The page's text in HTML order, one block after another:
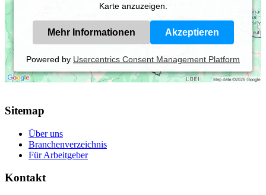
Karte anzuzeigen.
Mehr Informationen Akzeptieren
Powered by Usercentrics Consent Management Platform
Sitemap
Über uns
Branchenverzeichnis
Für Arbeitgeber
Kontakt